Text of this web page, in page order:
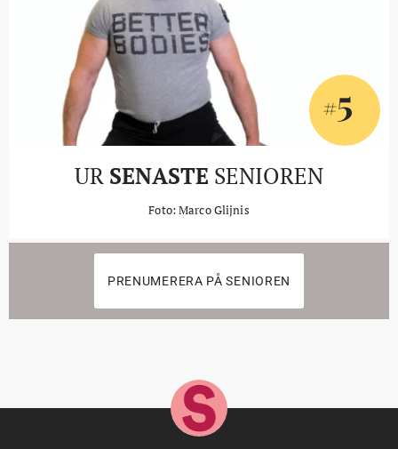
#5
UR SENASTE SENIOREN
Foto: Marco Glijnis
PRENUMERERA PÅ SENIOREN